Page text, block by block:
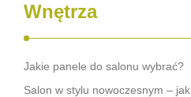
Wnętrza
Jakie panele do salonu wybrać?
Salon w stylu nowoczesnym –